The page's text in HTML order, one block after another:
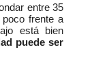
entre 35
frente a
está bien
puede ser